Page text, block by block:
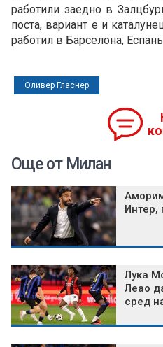
работили заедно в
поста, вариант е и
работил в Барселона,
Оливер Гласнер
Още от Милан
Интер,
Лука
Леао
сред